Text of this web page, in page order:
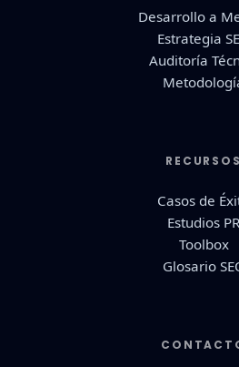
Desarrollo a
Estrategia
Auditoría
RECURSOS
Casos de
Estudios PR
Toolbox
Glosario